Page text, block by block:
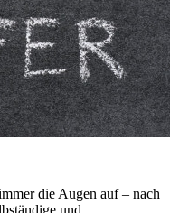
die Augen auf – nach
und